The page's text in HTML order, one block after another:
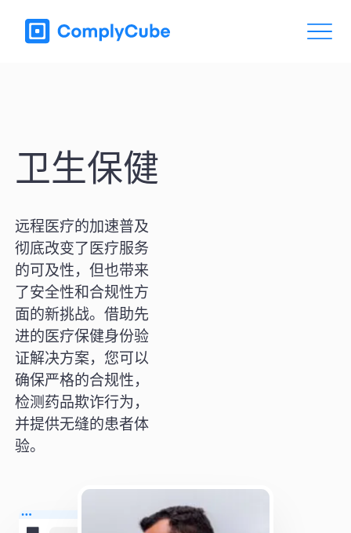
卫生保健
远程医疗的加速普及
彻底改变了医疗服务
的可及性，但也带来
了安全性和合规性方
面的新挑战。借助先
进的医疗保健身份验
证解决方案，您可以
确保严格的合规性，
检测药品欺诈行为，
并提供无缝的患者体
验。